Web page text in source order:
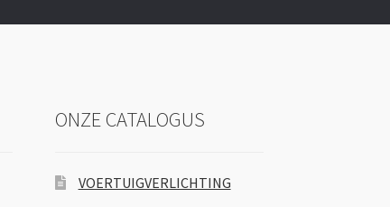
ONZE CATALOGUS
VOERTUIGVERLICHTING